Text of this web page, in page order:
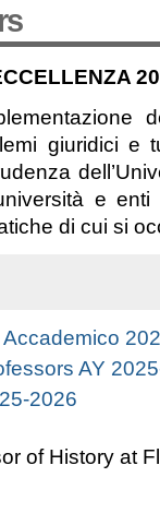
giuridici e
e
di cui si
AY
2026
of History at